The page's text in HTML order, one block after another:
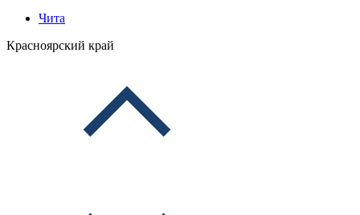
Чита
Красноярский край